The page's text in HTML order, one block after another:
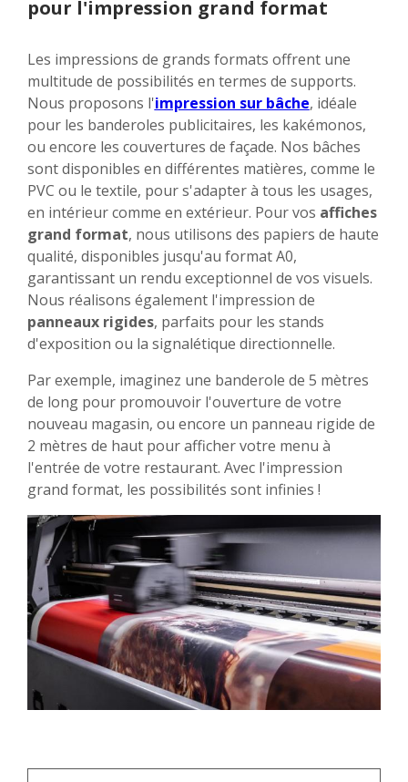
pour l'impression grand format
Les impressions de grands formats offrent une
multitude de possibilités en termes de supports.
Nous proposons l'impression sur bâche, idéale
pour les banderoles publicitaires, les kakémonos,
ou encore les couvertures de façade. Nos bâches
sont disponibles en différentes matières, comme le
PVC ou le textile, pour s'adapter à tous les usages,
en intérieur comme en extérieur. Pour vos affiches
grand format, nous utilisons des papiers de haute
qualité, disponibles jusqu'au format A0,
garantissant un rendu exceptionnel de vos visuels.
Nous réalisons également l'impression de
panneaux rigides, parfaits pour les stands
d'exposition ou la signalétique directionnelle.
Par exemple, imaginez une banderole de 5 mètres
de long pour promouvoir l'ouverture de votre
nouveau magasin, ou encore un panneau rigide de
2 mètres de haut pour afficher votre menu à
l'entrée de votre restaurant. Avec l'impression
grand format, les possibilités sont infinies !